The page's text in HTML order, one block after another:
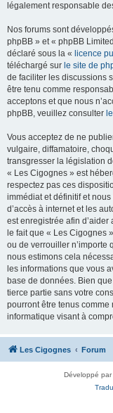
légalement responsable
Nos forums sont
phpBB » et « phpBB
déclaré sous la « licence
téléchargé sur le site de
de faciliter les discussions
être tenu comme
acceptons et que nous
phpBB, veuillez consulter
Vous acceptez de ne
vulgaire, diffamatoire,
transgresser la législation
« Les Cigognes » est
respectez pas ces
immédiat et définitif et
d’accès à internet et les
est enregistrée afin
le fait que « Les Cigognes
ou de verrouiller n’importe
nous estimons cela
les informations que vous
base de données. Bien
tierce partie sans votre
pourront être tenus
informatique visant à
Les Cigognes Forum
Développé par